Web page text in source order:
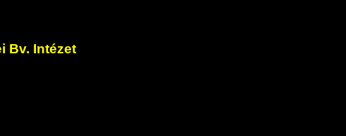
Bv. Intézet